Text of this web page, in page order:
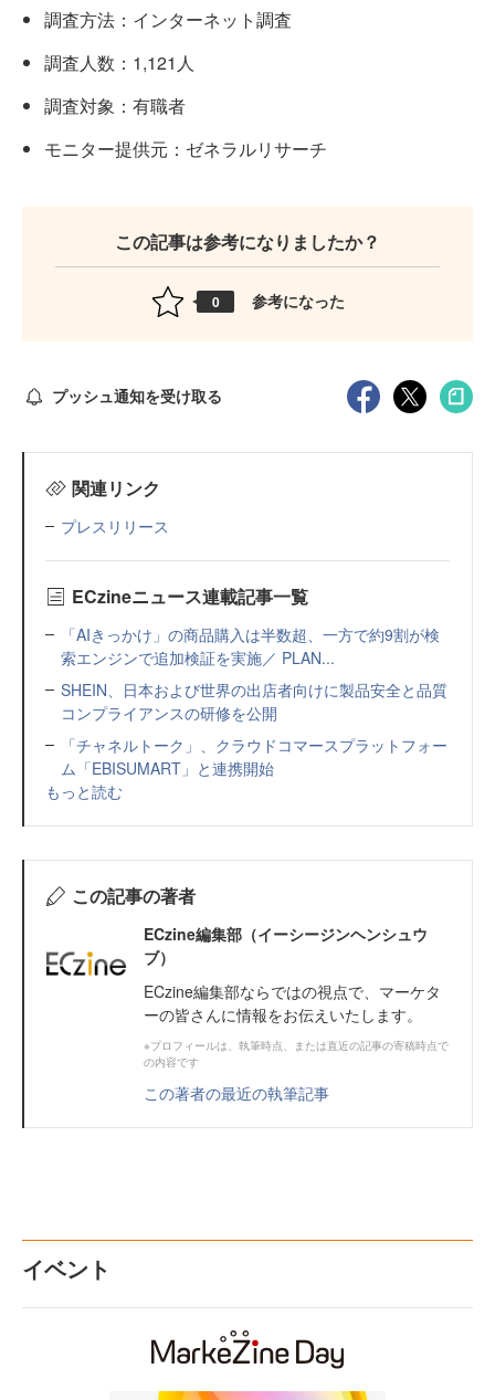
調査方法：インターネット調査
調査人数：1,121人
調査対象：有職者
モニター提供元：ゼネラルリサーチ
この記事は参考になりましたか？
0 参考になった
プッシュ通知を受け取る
関連リンク
プレスリリース
ECzineニュース連載記事一覧
「AIきっかけ」の商品購入は半数超、一方で約9割が検
索エンジンで追加検証を実施／ PLAN...
SHEIN、日本および世界の出店者向けに製品安全と品質
コンプライアンスの研修を公開
「チャネルトーク」、クラウドコマースプラットフォー
ム「EBISUMART」と連携開始
もっと読む
この記事の著者
ECzine編集部（イーシージンヘンシュウ
ブ）
ECzine編集部ならではの視点で、マーケタ
ーの皆さんに情報をお伝えいたします。
※プロフィールは、執筆時点、または直近の記事の寄稿時点で
の内容です
この著者の最近の執筆記事
イベント